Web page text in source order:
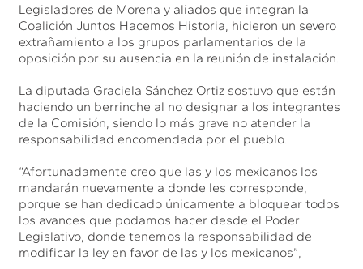
Legisladores de Morena y aliados que integran la
Coalición Juntos Hacemos Historia, hicieron un severo
extrañamiento a los grupos parlamentarios de la
oposición por su ausencia en la reunión de instalación.
La diputada Graciela Sánchez Ortiz sostuvo que están
haciendo un berrinche al no designar a los integrantes
de la Comisión, siendo lo más grave no atender la
responsabilidad encomendada por el pueblo.
“Afortunadamente creo que las y los mexicanos los
mandarán nuevamente a donde les corresponde,
porque se han dedicado únicamente a bloquear todos
los avances que podamos hacer desde el Poder
Legislativo, donde tenemos la responsabilidad de
modificar la ley en favor de las y los mexicanos”,